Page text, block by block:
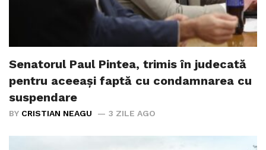
Senatorul Paul Pintea, trimis în judecată
pentru aceeași faptă cu condamnarea cu
suspendare
BY CRISTIAN NEAGU 3 ZILE AGO